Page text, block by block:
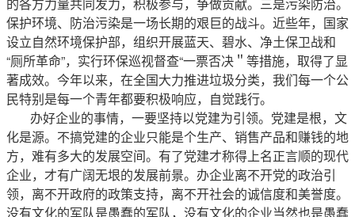
保护环境、防治污染是一场长期的艰巨的战斗。近些年，国家
设立自然环境保护部，组织开展蓝天、碧水、净土保卫战和
“厕所革命”，实行环保巡视督查“一票否决＂等措施，取得了显
著成效。今年以来，在全国大力推进垃圾分类，我们每一个公
民特别是每一个青年都要积极响应，自觉践行。
办好企业的事情，一要坚持以党建为引领。党建是根，文
化是源。不搞党建的企业只能是个生产、销售产品和赚钱的地
方，难有多大的发展空间。有了党建才称得上名正言顺的现代
企业，才有广阔无垠的发展前景。办企业离不开党的政治引
领，离不开政府的政策支持，离不开社会的诚信度和美誉度。
没有文化的军队是愚蠢的军队，没有文化的企业当然也是愚蠢